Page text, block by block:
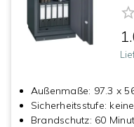
Außenmaße: 97.3 x
Sicherheitsstufe: keine
Brandschutz: 60